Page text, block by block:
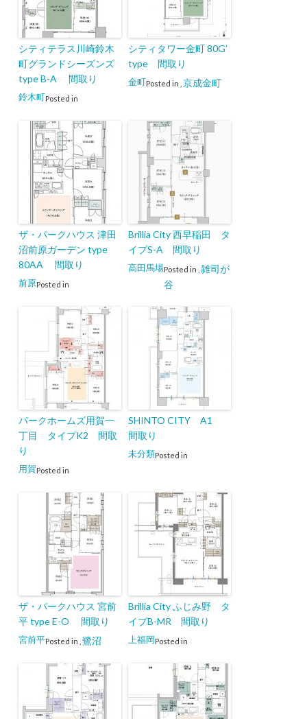
シティテラス川崎鈴木
町グランドシーズンズ
type B-A 間取り
Posted in
鈴木町
シティタワー金町 80G’
type 間取り
Posted in
金町 京成金町
ザ・パークハウス 津田
沼前原ガーデン type
80AA 間取り
Posted in
前原
Brillia City 西早稲田 タ
イプS-A 間取り
Posted in
高田馬場
雑司が
谷
パークホームズ用賀一
丁目 タイプK2 間取
り
Posted in
用賀
SHINTO CITY A1
間取り
Posted in
未分類
ザ・パークハウス 宮前
平 type E-O 間取り
Posted in
宮前平 鷺沼
Brillia City ふじみ野 タ
イプB-MR 間取り
Posted in
上福岡